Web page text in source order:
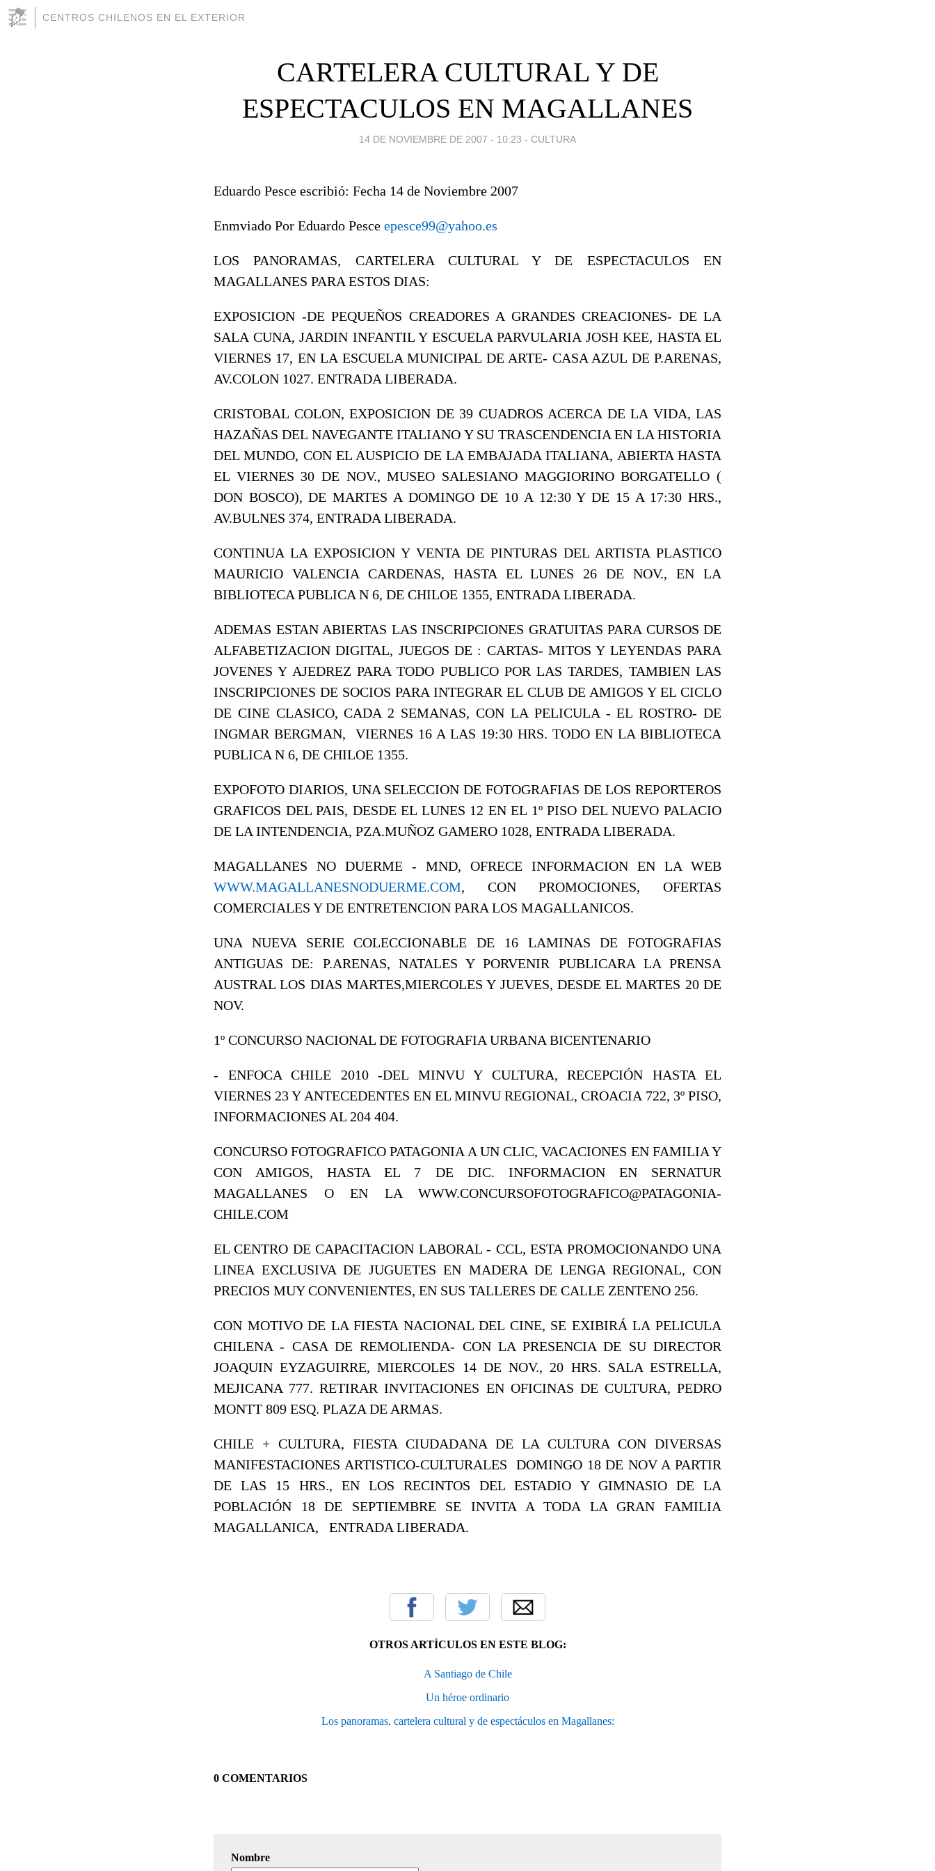
CENTROS CHILENOS EN EL EXTERIOR
CARTELERA CULTURAL Y DE
ESPECTACULOS EN MAGALLANES
14 DE NOVIEMBRE DE 2007 - 10:23 - CULTURA
Eduardo Pesce escribió: Fecha 14 de Noviembre 2007
Enmviado Por Eduardo Pesce epesce99@yahoo.es
LOS PANORAMAS, CARTELERA CULTURAL Y DE ESPECTACULOS EN
MAGALLANES PARA ESTOS DIAS:
EXPOSICION -DE PEQUEÑOS CREADORES A GRANDES CREACIONES- DE LA
SALA CUNA, JARDIN INFANTIL Y ESCUELA PARVULARIA JOSH KEE, HASTA EL
VIERNES 17, EN LA ESCUELA MUNICIPAL DE ARTE- CASA AZUL DE P.ARENAS,
AV.COLON 1027. ENTRADA LIBERADA.
CRISTOBAL COLON, EXPOSICION DE 39 CUADROS ACERCA DE LA VIDA, LAS
HAZAÑAS DEL NAVEGANTE ITALIANO Y SU TRASCENDENCIA EN LA HISTORIA
DEL MUNDO, CON EL AUSPICIO DE LA EMBAJADA ITALIANA, ABIERTA HASTA
EL VIERNES 30 DE NOV., MUSEO SALESIANO MAGGIORINO BORGATELLO (
DON BOSCO), DE MARTES A DOMINGO DE 10 A 12:30 Y DE 15 A 17:30 HRS.,
AV.BULNES 374, ENTRADA LIBERADA.
CONTINUA LA EXPOSICION Y VENTA DE PINTURAS DEL ARTISTA PLASTICO
MAURICIO VALENCIA CARDENAS, HASTA EL LUNES 26 DE NOV., EN LA
BIBLIOTECA PUBLICA N 6, DE CHILOE 1355, ENTRADA LIBERADA.
ADEMAS ESTAN ABIERTAS LAS INSCRIPCIONES GRATUITAS PARA CURSOS DE
ALFABETIZACION DIGITAL, JUEGOS DE : CARTAS- MITOS Y LEYENDAS PARA
JOVENES Y AJEDREZ PARA TODO PUBLICO POR LAS TARDES, TAMBIEN LAS
INSCRIPCIONES DE SOCIOS PARA INTEGRAR EL CLUB DE AMIGOS Y EL CICLO
DE CINE CLASICO, CADA 2 SEMANAS, CON LA PELICULA - EL ROSTRO- DE
INGMAR BERGMAN, VIERNES 16 A LAS 19:30 HRS. TODO EN LA BIBLIOTECA
PUBLICA N 6, DE CHILOE 1355.
EXPOFOTO DIARIOS, UNA SELECCION DE FOTOGRAFIAS DE LOS REPORTEROS
GRAFICOS DEL PAIS, DESDE EL LUNES 12 EN EL 1º PISO DEL NUEVO PALACIO
DE LA INTENDENCIA, PZA.MUÑOZ GAMERO 1028, ENTRADA LIBERADA.
MAGALLANES NO DUERME - MND, OFRECE INFORMACION EN LA WEB
WWW.MAGALLANESNODUERME.COM, CON PROMOCIONES, OFERTAS
COMERCIALES Y DE ENTRETENCION PARA LOS MAGALLANICOS.
UNA NUEVA SERIE COLECCIONABLE DE 16 LAMINAS DE FOTOGRAFIAS
ANTIGUAS DE: P.ARENAS, NATALES Y PORVENIR PUBLICARA LA PRENSA
AUSTRAL LOS DIAS MARTES,MIERCOLES Y JUEVES, DESDE EL MARTES 20 DE
NOV.
1º CONCURSO NACIONAL DE FOTOGRAFIA URBANA BICENTENARIO
- ENFOCA CHILE 2010 -DEL MINVU Y CULTURA, RECEPCIÓN HASTA EL
VIERNES 23 Y ANTECEDENTES EN EL MINVU REGIONAL, CROACIA 722, 3º PISO,
INFORMACIONES AL 204 404.
CONCURSO FOTOGRAFICO PATAGONIA A UN CLIC, VACACIONES EN FAMILIA Y
CON AMIGOS, HASTA EL 7 DE DIC. INFORMACION EN SERNATUR
MAGALLANES O EN LA WWW.CONCURSOFOTOGRAFICO@PATAGONIA-
CHILE.COM
EL CENTRO DE CAPACITACION LABORAL - CCL, ESTA PROMOCIONANDO UNA
LINEA EXCLUSIVA DE JUGUETES EN MADERA DE LENGA REGIONAL, CON
PRECIOS MUY CONVENIENTES, EN SUS TALLERES DE CALLE ZENTENO 256.
CON MOTIVO DE LA FIESTA NACIONAL DEL CINE, SE EXIBIRÁ LA PELICULA
CHILENA - CASA DE REMOLIENDA- CON LA PRESENCIA DE SU DIRECTOR
JOAQUIN EYZAGUIRRE, MIERCOLES 14 DE NOV., 20 HRS. SALA ESTRELLA,
MEJICANA 777. RETIRAR INVITACIONES EN OFICINAS DE CULTURA, PEDRO
MONTT 809 ESQ. PLAZA DE ARMAS.
CHILE + CULTURA, FIESTA CIUDADANA DE LA CULTURA CON DIVERSAS
MANIFESTACIONES ARTISTICO-CULTURALES DOMINGO 18 DE NOV A PARTIR
DE LAS 15 HRS., EN LOS RECINTOS DEL ESTADIO Y GIMNASIO DE LA
POBLACIÓN 18 DE SEPTIEMBRE SE INVITA A TODA LA GRAN FAMILIA
MAGALLANICA, ENTRADA LIBERADA.
OTROS ARTÍCULOS EN ESTE BLOG:
A Santiago de Chile
Un héroe ordinario
Los panoramas, cartelera cultural y de espectáculos en Magallanes:
0 COMENTARIOS
Nombre